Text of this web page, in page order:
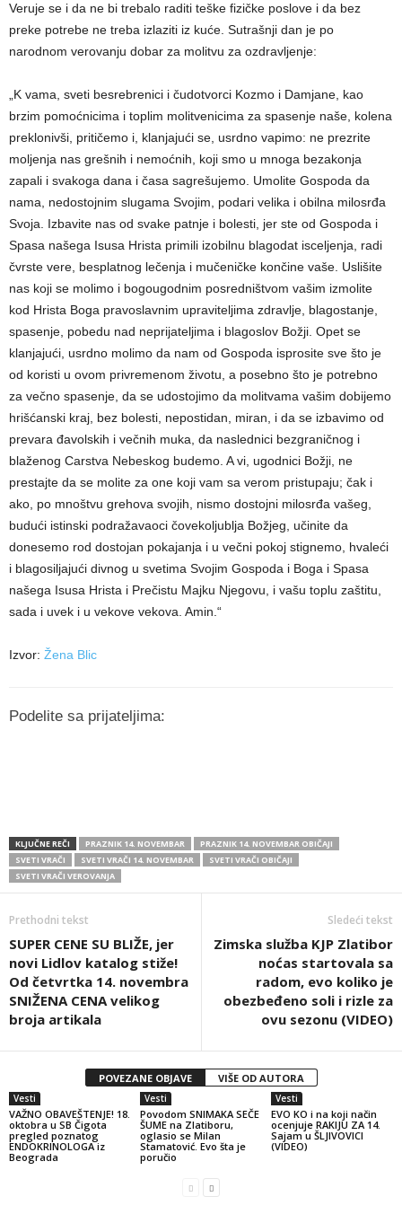
Veruje se i da ne bi trebalo raditi teške fizičke poslove i da bez
preke potrebe ne treba izlaziti iz kuće. Sutrašnji dan je po
narodnom verovanju dobar za molitvu za ozdravljenje:
„K vama, sveti besrebrenici i čudotvorci Kozmo i Damjane, kao
brzim pomoćnicima i toplim molitvenicima za spasenje naše, kolena
preklonivši, pritičemo i, klanjajući se, usrdno vapimo: ne prezrite
moljenja nas grešnih i nemoćnih, koji smo u mnoga bezakonja
zapali i svakoga dana i časa sagrešujemo. Umolite Gospoda da
nama, nedostojnim slugama Svojim, podari velika i obilna milosrđa
Svoja. Izbavite nas od svake patnje i bolesti, jer ste od Gospoda i
Spasa našega Isusa Hrista primili izobilnu blagodat isceljenja, radi
čvrste vere, besplatnog lečenja i mučeničke končine vaše. Uslišite
nas koji se molimo i bogougodnim posredništvom vašim izmolite
kod Hrista Boga pravoslavnim upraviteljima zdravlje, blagostanje,
spasenje, pobedu nad neprijateljima i blagoslov Božji. Opet se
klanjajući, usrdno molimo da nam od Gospoda isprosite sve što je
od koristi u ovom privremenom životu, a posebno što je potrebno
za večno spasenje, da se udostojimo da molitvama vašim dobijemo
hrišćanski kraj, bez bolesti, nepostidan, miran, i da se izbavimo od
prevara đavolskih i večnih muka, da naslednici bezgraničnog i
blaženog Carstva Nebeskog budemo. A vi, ugodnici Božji, ne
prestajte da se molite za one koji vam sa verom pristupaju; čak i
ako, po mnoštvu grehova svojih, nismo dostojni milosrđa vašeg,
budući istinski podražavaoci čovekoljublja Božjeg, učinite da
donesemo rod dostojan pokajanja i u večni pokoj stignemo, hvaleći
i blagosiljajući divnog u svetima Svojim Gospoda i Boga i Spasa
našega Isusa Hrista i Prečistu Majku Njegovu, i vašu toplu zaštitu,
sada i uvek i u vekove vekova. Amin.“
Izvor: Žena Blic
Podelite sa prijateljima:
KLJUČNE REČI PRAZNIK 14. NOVEMBAR
PRAZNIK 14. NOVEMBAR OBIČAJI
SVETI VRAČI
SVETI VRAČI 14. NOVEMBAR
SVETI VRAČI OBIČAJI
SVETI VRAČI VEROVANJA
Prethodni tekst
SUPER CENE SU BLIŽE, jer
novi Lidlov katalog stiže!
Od četvrtka 14. novembra
SNIŽENA CENA velikog
broja artikala
Sledeći tekst
Zimska služba KJP Zlatibor
noćas startovala sa
radom, evo koliko je
obezbeđeno soli i rizle za
ovu sezonu (VIDEO)
POVEZANE OBJAVE VIŠE OD AUTORA
Vesti
VAŽNO OBAVEŠTENJE! 18.
oktobra u SB Čigota
pregled poznatog
ENDOKRINOLOGA iz
Beograda
Vesti
Povodom SNIMAKA SEČE
ŠUME na Zlatiboru,
oglasio se Milan
Stamatović. Evo šta je
poručio
Vesti
EVO KO i na koji način
ocenjuje RAKIJU ZA 14.
Sajam u ŠLJIVOVICI
(VIDEO)